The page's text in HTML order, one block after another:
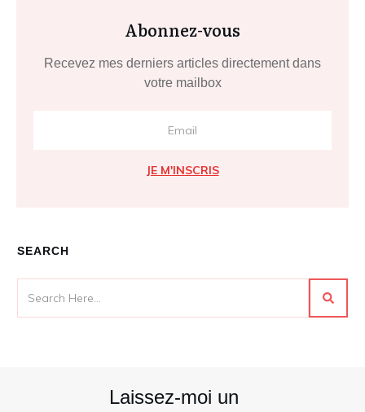
Abonnez-vous
Recevez mes derniers articles directement dans
votre mailbox
JE M'INSCRIS
SEARCH
Laissez-moi un